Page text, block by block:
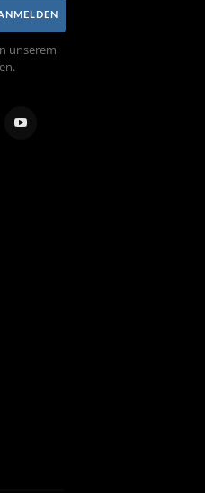
unserem